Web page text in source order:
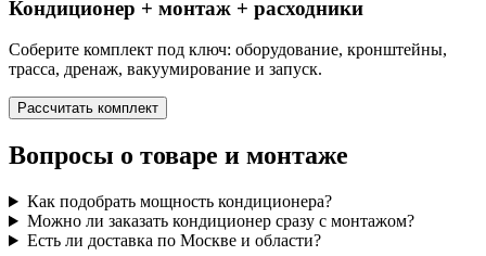
Кондиционер + монтаж + расходники
Соберите комплект под ключ: оборудование, кронштейны,
трасса, дренаж, вакуумирование и запуск.
Рассчитать комплект
Вопросы о товаре и монтаже
Как подобрать мощность кондиционера?
Можно ли заказать кондиционер сразу с монтажом?
Есть ли доставка по Москве и области?